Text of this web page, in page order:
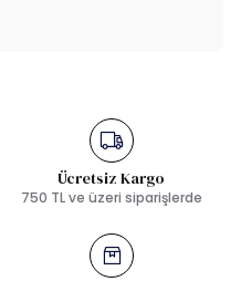
Ücretsiz Kargo
750 TL ve üzeri siparişlerde